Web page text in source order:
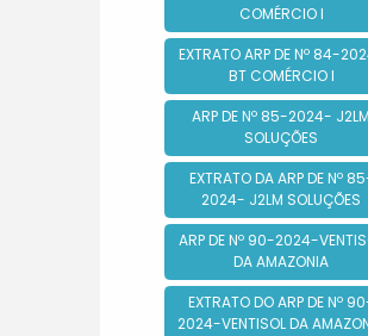
COMÉRCIO I
EXTRATO ARP DE Nº 84-
BT COMÉRCIO I
ARP DE Nº 85-2024- J2LM
SOLUÇÕES
EXTRATO DA ARP DE Nº
2024- J2LM SOLUÇÕES
ARP DE Nº 90-2024-
DA AMAZONIA
EXTRATO DO ARP DE Nº
2024-VENTISOL DA